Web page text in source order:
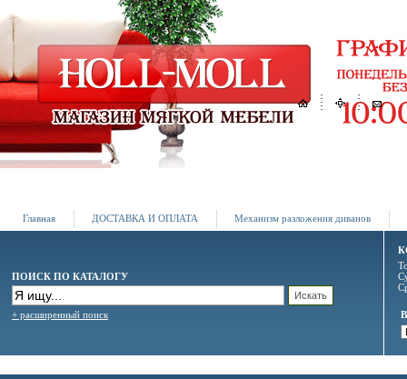
Главная ДОСТАВКА И ОПЛАТА Механизм разложения диванов
ПОИСК ПО КАТАЛОГУ
+ расширенный поиск